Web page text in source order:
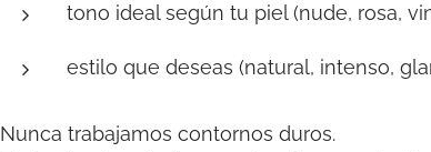
tono ideal según tu piel (nude, rosa,
estilo que deseas (natural, intenso,
Nunca trabajamos contornos duros.